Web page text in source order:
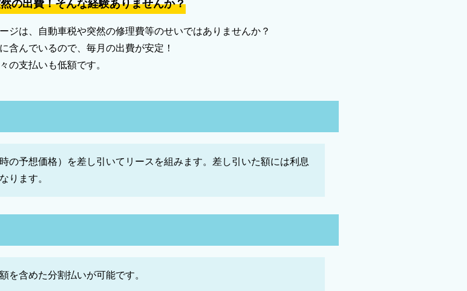
の出費！そんな経験ありませんか？
ジは、自動車税や突然の修理費等のせいではありませんか？
含んでいるので、毎月の出費が安定！
の支払いも低額です。
の予想価格）を差し引いてリースを組みます。差し引いた額には利息
ります。
を含めた分割払いが可能です。